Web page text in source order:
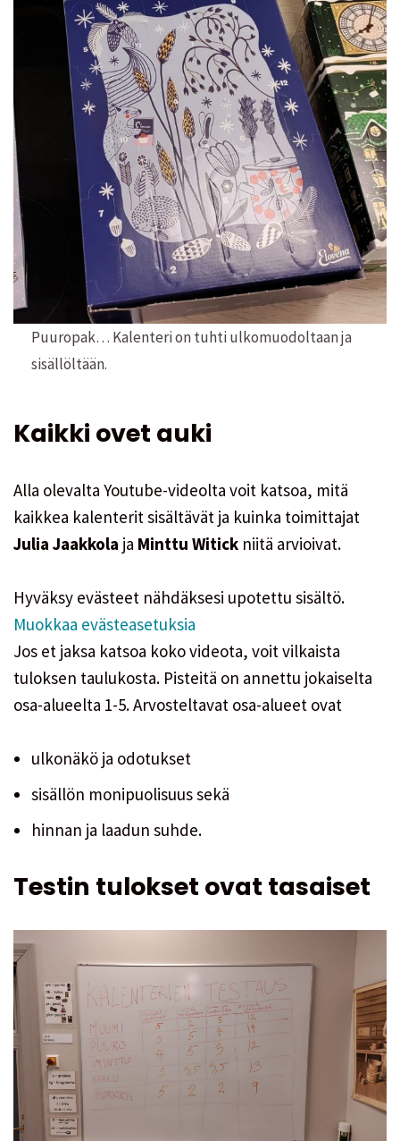
Puuropak… Kalenteri on tuhti ulkomuodoltaan ja
sisällöltään.
Kaikki ovet auki
Alla olevalta Youtube-videolta voit katsoa, mitä
kaikkea kalenterit sisältävät ja kuinka toimittajat
Julia Jaakkola ja Minttu Witick niitä arvioivat.
Hyväksy evästeet nähdäksesi upotettu sisältö.
Muokkaa evästeasetuksia
Jos et jaksa katsoa koko videota, voit vilkaista
tuloksen taulukosta. Pisteitä on annettu jokaiselta
osa-alueelta 1-5. Arvosteltavat osa-alueet ovat
ulkonäkö ja odotukset
sisällön monipuolisuus sekä
hinnan ja laadun suhde.
Testin tulokset ovat tasaiset